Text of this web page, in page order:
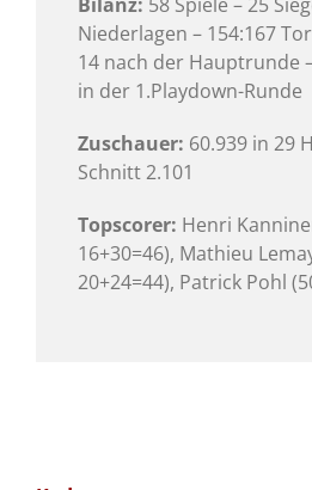
Niederlagen – 154:167
14 nach der Hauptrunde
in der 1.Playdown-Runde
Zuschauer: 60.939 in 29
Schnitt 2.101
Topscorer: Henri
16+30=46), Mathieu
20+24=44), Patrick Pohl